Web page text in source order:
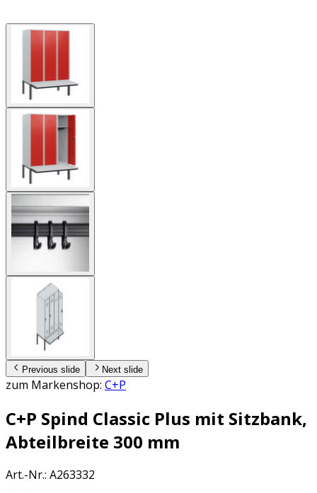
Previous slide Next slide
zum Markenshop: C+P
C+P Spind Classic Plus mit Sitzbank,
Abteilbreite 300 mm
Art.-Nr.: A263332